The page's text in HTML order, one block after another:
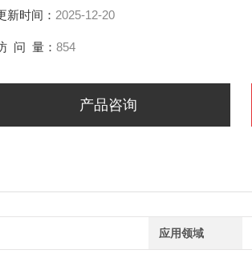
新时间： 2025-12-20
问 量： 854
产品咨询
应用领域